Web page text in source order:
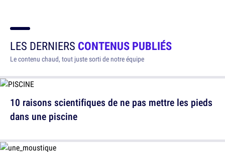
LES DERNIERS CONTENUS PUBLIÉS
Le contenu chaud, tout juste sorti de notre équipe
10 raisons scientifiques de ne pas mettre les pieds
dans une piscine